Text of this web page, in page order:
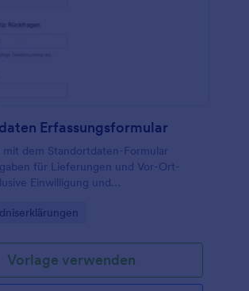
Erfassungsformular
mit dem Standortdaten-Formular
für Lieferungen und Vor-Ort-
Einwilligung und
die Datenerfassung und
Vorlage verwenden